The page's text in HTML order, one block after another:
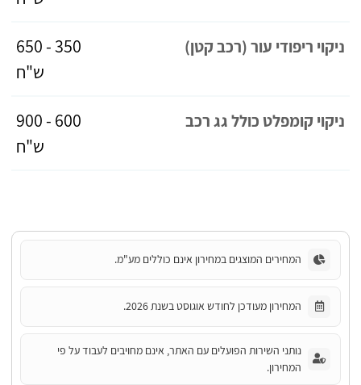
ניקוי ריפודי עור (רכב קטן)
350 - 650
ש"ח
ניקוי קומפלט כולל גג רכב
600 - 900
ש"ח
המחירים המוצגים במחירון אינם כוללים מע"מ.
המחירון מעודכן לחודש אוגוסט בשנת 2026.
נותני השירות הפועלים עם האתר, אינם מחויבים לעבוד על פי
המחירון.